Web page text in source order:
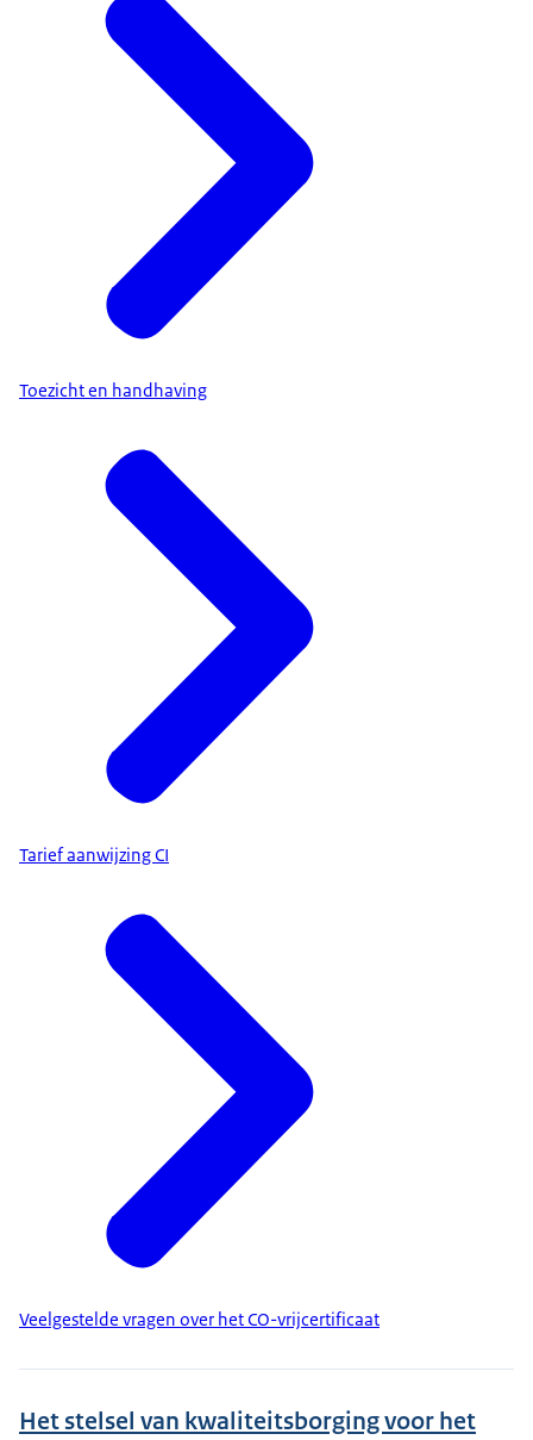
Toezicht en handhaving
Tarief aanwijzing CI
Veelgestelde vragen over het CO-vrijcertificaat
Het stelsel van kwaliteitsborging voor het